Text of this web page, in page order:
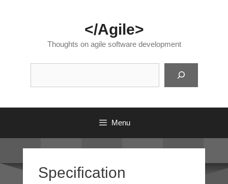
</Agile>
Thoughts on agile software development
Menu
Specification